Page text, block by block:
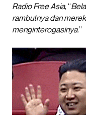
Radio Free Asia, “
rambutnya dan
menginterogasinya.”